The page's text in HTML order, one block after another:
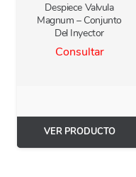
Despiece Valvula
Magnum – Conjunto
Del Inyector
Consultar
VER PRODUCTO